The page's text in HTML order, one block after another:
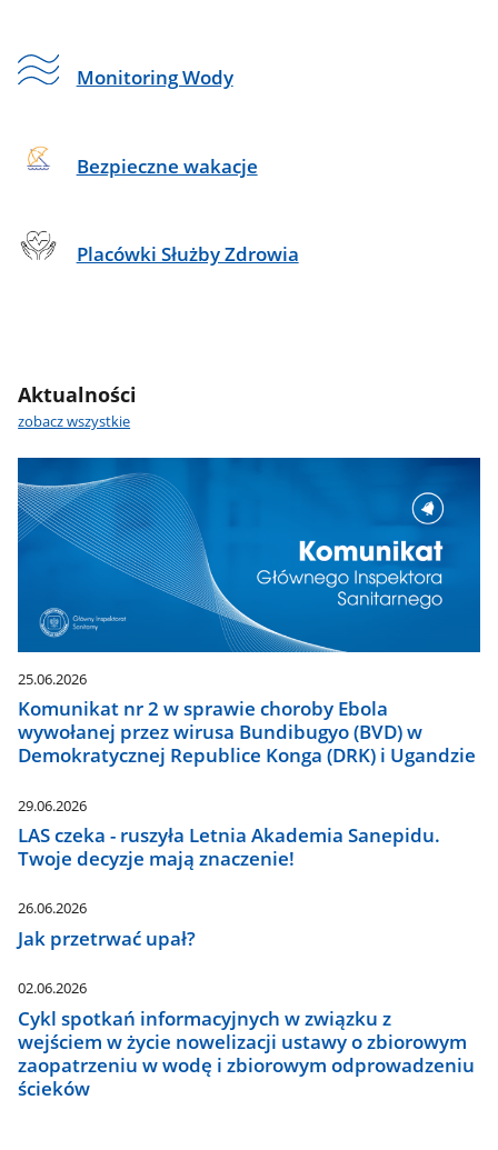
Monitoring Wody
Bezpieczne wakacje
Placówki Służby Zdrowia
Aktualności
zobacz wszystkie
25.06.2026
Komunikat nr 2 w sprawie choroby Ebola
wywołanej przez wirusa Bundibugyo (BVD) w
Demokratycznej Republice Konga (DRK) i Ugandzie
29.06.2026
LAS czeka - ruszyła Letnia Akademia Sanepidu.
Twoje decyzje mają znaczenie!
26.06.2026
Jak przetrwać upał?
02.06.2026
Cykl spotkań informacyjnych w związku z
wejściem w życie nowelizacji ustawy o zbiorowym
zaopatrzeniu w wodę i zbiorowym odprowadzeniu
ścieków